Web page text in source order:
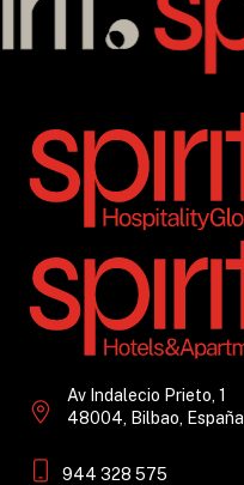
Av Indalecio Prieto, 1
48004, Bilbao, España
944 328 575